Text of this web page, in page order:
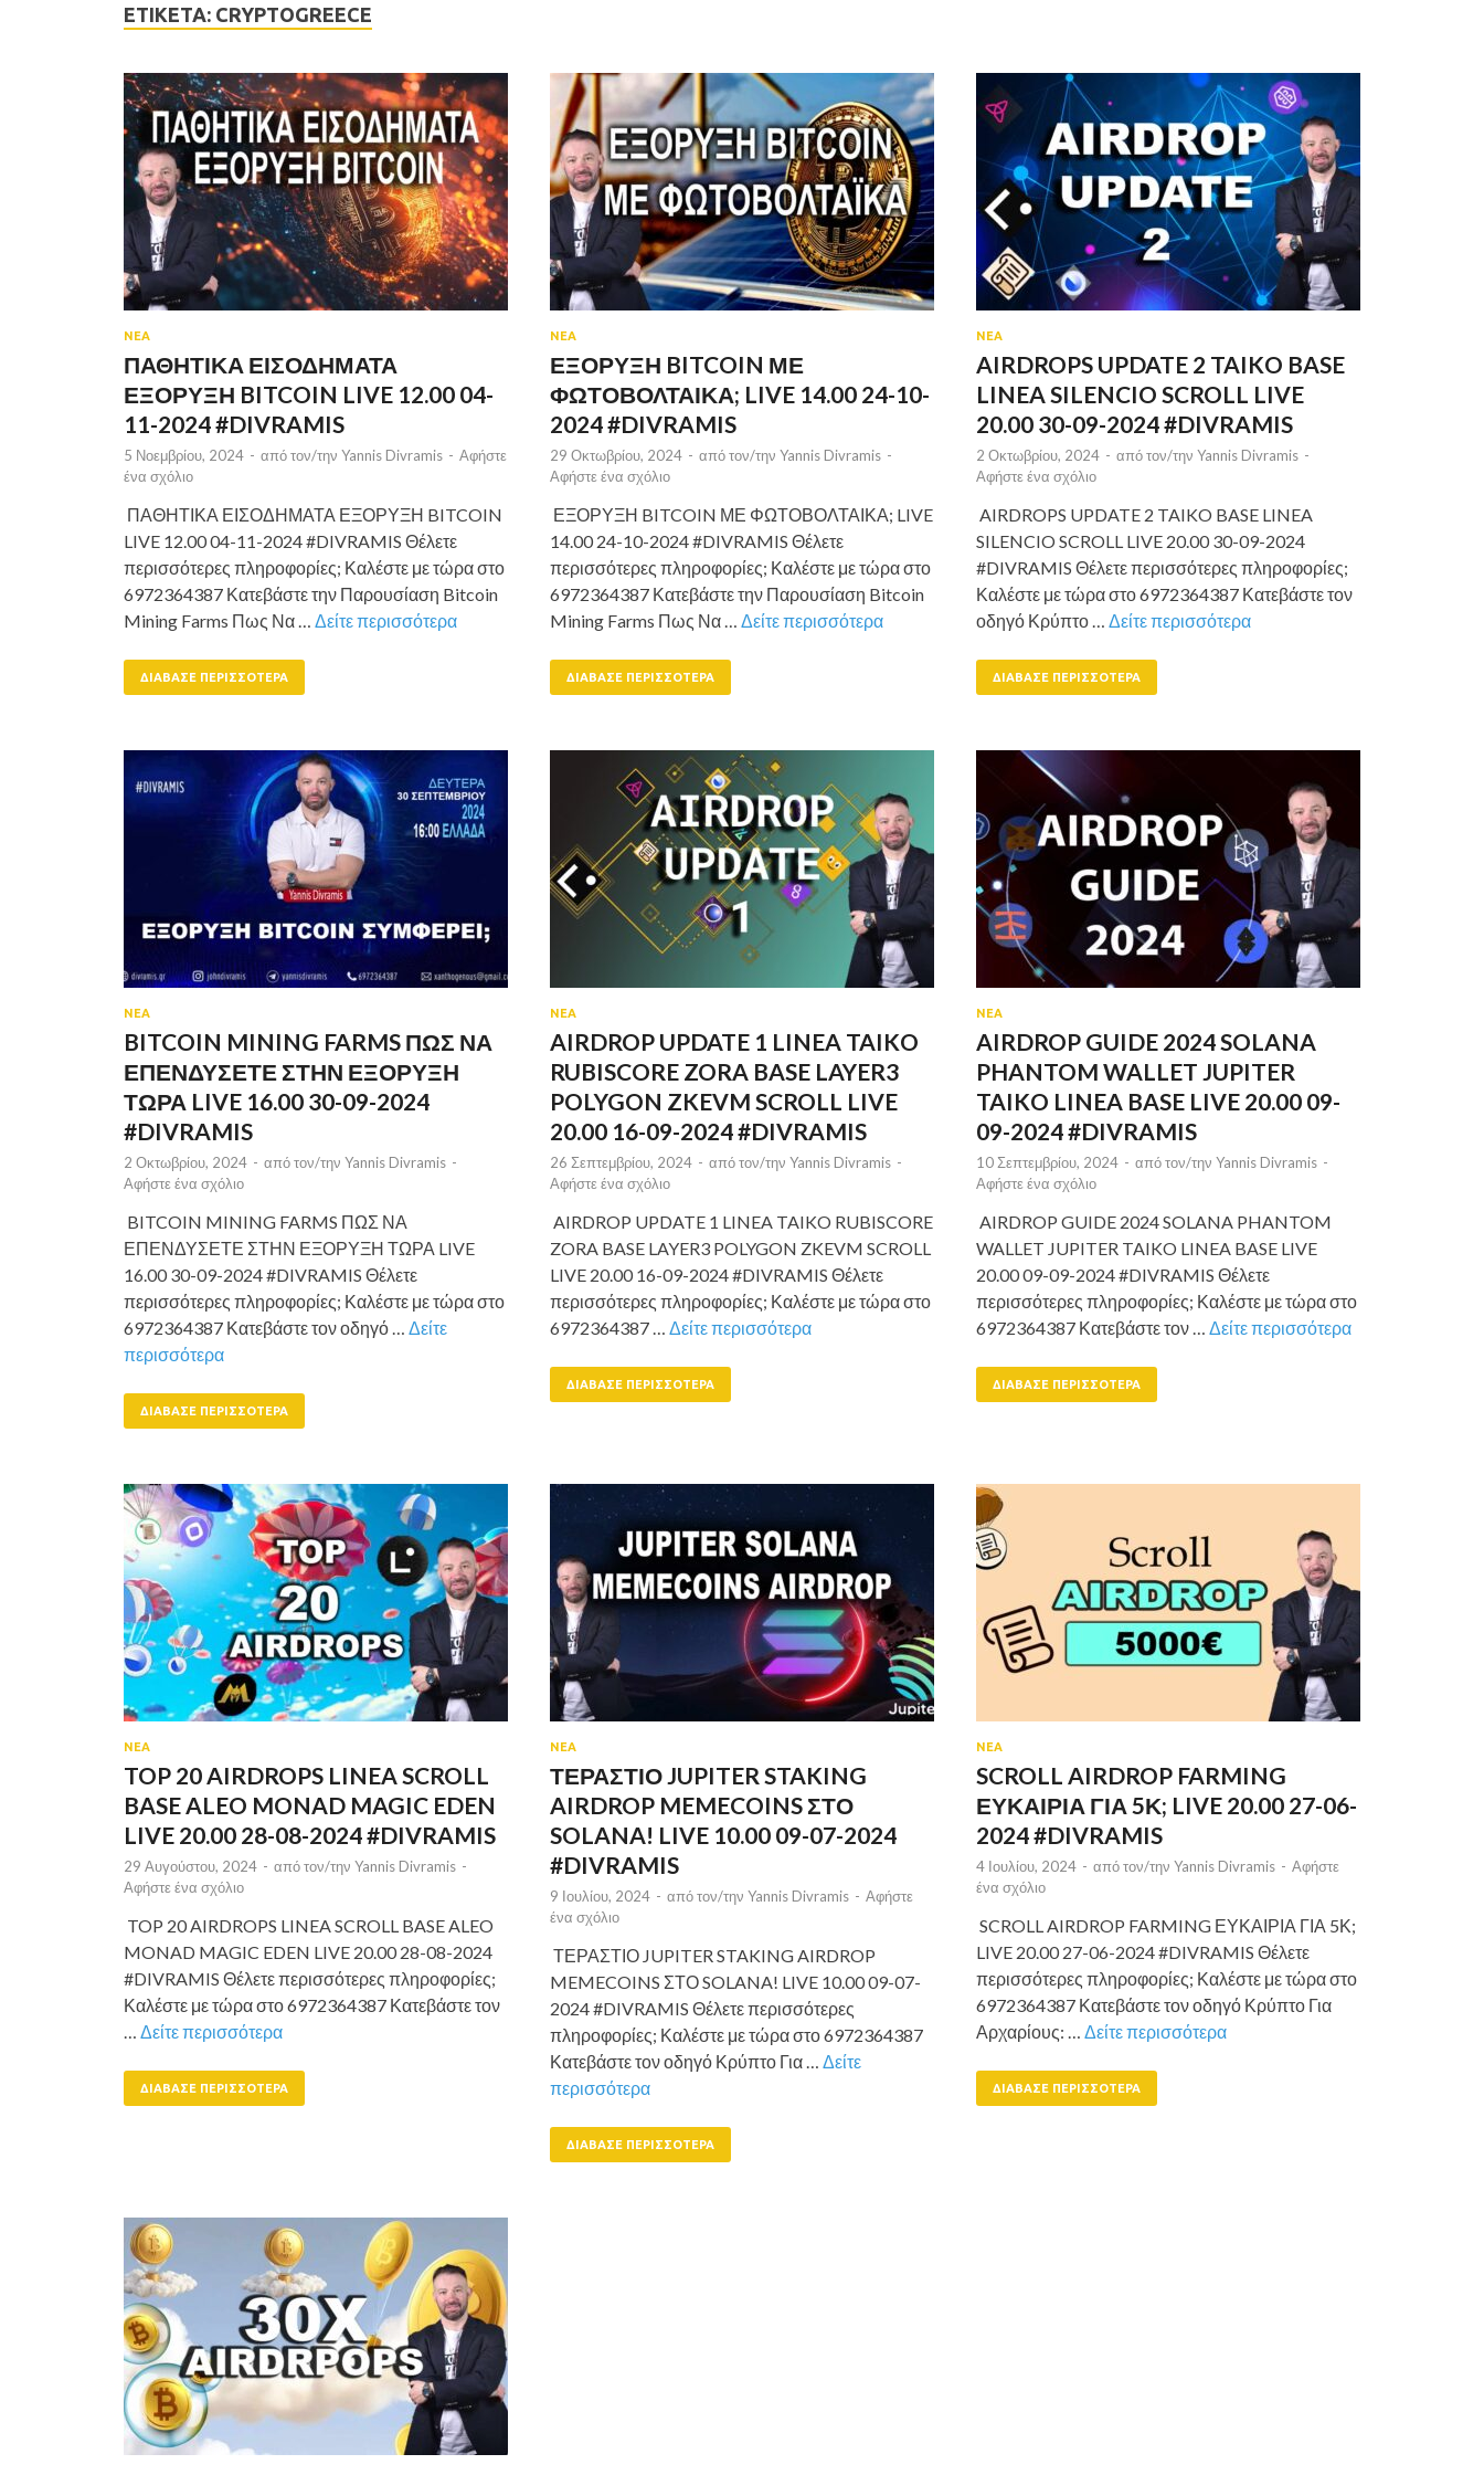
ΕΤΙΚΈΤΑ: CRYPTOGREECE
ΝΕΑ
ΠΑΘΗΤΙΚΑ ΕΙΣΟΔΗΜΑΤΑ
ΕΞΟΡΥΞΗ BITCOIN LIVE 12.00 04-
11-2024 #DIVRAMIS
5 Νοεμβρίου, 2024 - από τον/την Yannis Divramis - Αφήστε
ένα σχόλιο
ΠΑΘΗΤΙΚΑ ΕΙΣΟΔΗΜΑΤΑ ΕΞΟΡΥΞΗ BITCOIN
LIVE 12.00 04-11-2024 #DIVRAMIS Θέλετε
περισσότερες πληροφορίες; Καλέστε με τώρα στο
6972364387 Κατεβάστε την Παρουσίαση Bitcoin
Mining Farms Πως Να … Δείτε περισσότερα
ΔΙΆΒΑΣΕ ΠΕΡΙΣΣΌΤΕΡΑ
ΝΕΑ
ΕΞΟΡΥΞΗ BITCOIN ΜΕ
ΦΩΤΟΒΟΛΤΑΙΚΑ; LIVE 14.00 24-10-
2024 #DIVRAMIS
29 Οκτωβρίου, 2024 - από τον/την Yannis Divramis -
Αφήστε ένα σχόλιο
ΕΞΟΡΥΞΗ BITCOIN ΜΕ ΦΩΤΟΒΟΛΤΑΙΚΑ; LIVE
14.00 24-10-2024 #DIVRAMIS Θέλετε
περισσότερες πληροφορίες; Καλέστε με τώρα στο
6972364387 Κατεβάστε την Παρουσίαση Bitcoin
Mining Farms Πως Να … Δείτε περισσότερα
ΔΙΆΒΑΣΕ ΠΕΡΙΣΣΌΤΕΡΑ
ΝΕΑ
AIRDROPS UPDATE 2 TAIKO BASE
LINEA SILENCIO SCROLL LIVE
20.00 30-09-2024 #DIVRAMIS
2 Οκτωβρίου, 2024 - από τον/την Yannis Divramis -
Αφήστε ένα σχόλιο
AIRDROPS UPDATE 2 TAIKO BASE LINEA
SILENCIO SCROLL LIVE 20.00 30-09-2024
#DIVRAMIS Θέλετε περισσότερες πληροφορίες;
Καλέστε με τώρα στο 6972364387 Κατεβάστε τον
οδηγό Κρύπτο … Δείτε περισσότερα
ΔΙΆΒΑΣΕ ΠΕΡΙΣΣΌΤΕΡΑ
ΝΕΑ
BITCOIN MINING FARMS ΠΩΣ ΝΑ
ΕΠΕΝΔΥΣΕΤΕ ΣΤΗΝ ΕΞΟΡΥΞΗ
ΤΩΡΑ LIVE 16.00 30-09-2024
#DIVRAMIS
2 Οκτωβρίου, 2024 - από τον/την Yannis Divramis -
Αφήστε ένα σχόλιο
BITCOIN MINING FARMS ΠΩΣ ΝΑ
ΕΠΕΝΔΥΣΕΤΕ ΣΤΗΝ ΕΞΟΡΥΞΗ ΤΩΡΑ LIVE
16.00 30-09-2024 #DIVRAMIS Θέλετε
περισσότερες πληροφορίες; Καλέστε με τώρα στο
6972364387 Κατεβάστε τον οδηγό … Δείτε
περισσότερα
ΔΙΆΒΑΣΕ ΠΕΡΙΣΣΌΤΕΡΑ
ΝΕΑ
AIRDROP UPDATE 1 LINEA TAIKO
RUBISCORE ZORA BASE LAYER3
POLYGON ZKEVM SCROLL LIVE
20.00 16-09-2024 #DIVRAMIS
26 Σεπτεμβρίου, 2024 - από τον/την Yannis Divramis -
Αφήστε ένα σχόλιο
AIRDROP UPDATE 1 LINEA TAIKO RUBISCORE
ZORA BASE LAYER3 POLYGON ZKEVM SCROLL
LIVE 20.00 16-09-2024 #DIVRAMIS Θέλετε
περισσότερες πληροφορίες; Καλέστε με τώρα στο
6972364387 … Δείτε περισσότερα
ΔΙΆΒΑΣΕ ΠΕΡΙΣΣΌΤΕΡΑ
ΝΕΑ
AIRDROP GUIDE 2024 SOLANA
PHANTOM WALLET JUPITER
TAIKO LINEA BASE LIVE 20.00 09-
09-2024 #DIVRAMIS
10 Σεπτεμβρίου, 2024 - από τον/την Yannis Divramis -
Αφήστε ένα σχόλιο
AIRDROP GUIDE 2024 SOLANA PHANTOM
WALLET JUPITER TAIKO LINEA BASE LIVE
20.00 09-09-2024 #DIVRAMIS Θέλετε
περισσότερες πληροφορίες; Καλέστε με τώρα στο
6972364387 Κατεβάστε τον … Δείτε περισσότερα
ΔΙΆΒΑΣΕ ΠΕΡΙΣΣΌΤΕΡΑ
ΝΕΑ
TOP 20 AIRDROPS LINEA SCROLL
BASE ALEO MONAD MAGIC EDEN
LIVE 20.00 28-08-2024 #DIVRAMIS
29 Αυγούστου, 2024 - από τον/την Yannis Divramis -
Αφήστε ένα σχόλιο
TOP 20 AIRDROPS LINEA SCROLL BASE ALEO
MONAD MAGIC EDEN LIVE 20.00 28-08-2024
#DIVRAMIS Θέλετε περισσότερες πληροφορίες;
Καλέστε με τώρα στο 6972364387 Κατεβάστε τον
… Δείτε περισσότερα
ΔΙΆΒΑΣΕ ΠΕΡΙΣΣΌΤΕΡΑ
ΝΕΑ
ΤΕΡΑΣΤΙΟ JUPITER STAKING
AIRDROP MEMECOINS ΣΤΟ
SOLANA! LIVE 10.00 09-07-2024
#DIVRAMIS
9 Ιουλίου, 2024 - από τον/την Yannis Divramis - Αφήστε
ένα σχόλιο
ΤΕΡΑΣΤΙΟ JUPITER STAKING AIRDROP
MEMECOINS ΣΤΟ SOLANA! LIVE 10.00 09-07-
2024 #DIVRAMIS Θέλετε περισσότερες
πληροφορίες; Καλέστε με τώρα στο 6972364387
Κατεβάστε τον οδηγό Κρύπτο Για … Δείτε
περισσότερα
ΔΙΆΒΑΣΕ ΠΕΡΙΣΣΌΤΕΡΑ
ΝΕΑ
SCROLL AIRDROP FARMING
ΕΥΚΑΙΡΙΑ ΓΙΑ 5Κ; LIVE 20.00 27-06-
2024 #DIVRAMIS
4 Ιουλίου, 2024 - από τον/την Yannis Divramis - Αφήστε
ένα σχόλιο
SCROLL AIRDROP FARMING ΕΥΚΑΙΡΙΑ ΓΙΑ 5Κ;
LIVE 20.00 27-06-2024 #DIVRAMIS Θέλετε
περισσότερες πληροφορίες; Καλέστε με τώρα στο
6972364387 Κατεβάστε τον οδηγό Κρύπτο Για
Αρχαρίους: … Δείτε περισσότερα
ΔΙΆΒΑΣΕ ΠΕΡΙΣΣΌΤΕΡΑ